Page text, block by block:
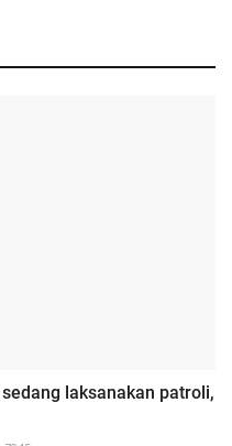
laksanakan patroli,